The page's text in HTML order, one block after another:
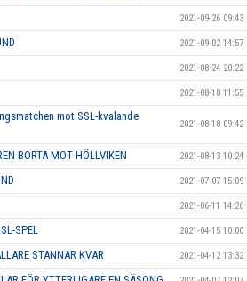
2021-09-26 09:43
2021-09-02 14:57
2021-08-24 20:22
2021-08-18 11:55
mot SSL-kvalande
2021-08-18 09:42
BORTA MOT HÖLLVIKEN 2021-08-13 10:24
2021-07-07 15:09
2021-06-11 14:26
SPEL 2021-04-15 10:00
STANNAR KVAR 2021-04-12 13:32